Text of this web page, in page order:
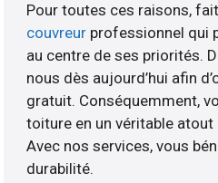
Pour toutes ces raisons,
couvreur professionnel qui
au centre de ses priorités.
nous dès aujourd’hui afin
gratuit. Conséquemment,
toiture en un véritable
Avec nos services, vous
durabilité.